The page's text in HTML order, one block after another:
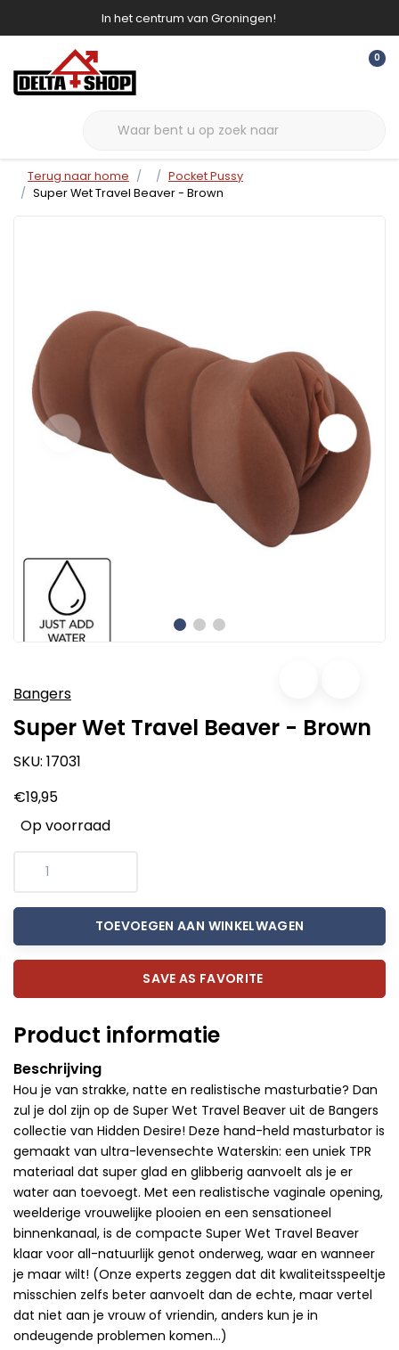
In het centrum van Groningen!
0
Terug naar home
Pocket Pussy
Super Wet Travel Beaver - Brown
Bangers
Super Wet Travel Beaver - Brown
SKU: 17031
€19,95
Op voorraad
TOEVOEGEN AAN WINKELWAGEN
SAVE AS FAVORITE
Product informatie
Beschrijving
Hou je van strakke, natte en realistische masturbatie? Dan
zul je dol zijn op de Super Wet Travel Beaver uit de Bangers
collectie van Hidden Desire! Deze hand-held masturbator is
gemaakt van ultra-levensechte Waterskin: een uniek TPR
materiaal dat super glad en glibberig aanvoelt als je er
water aan toevoegt. Met een realistische vaginale opening,
weelderige vrouwelijke plooien en een sensationeel
binnenkanaal, is de compacte Super Wet Travel Beaver
klaar voor all-natuurlijk genot onderweg, waar en wanneer
je maar wilt! (Onze experts zeggen dat dit kwaliteitsspeeltje
misschien zelfs beter aanvoelt dan de echte, maar vertel
dat niet aan je vrouw of vriendin, anders kun je in
ondeugende problemen komen...)